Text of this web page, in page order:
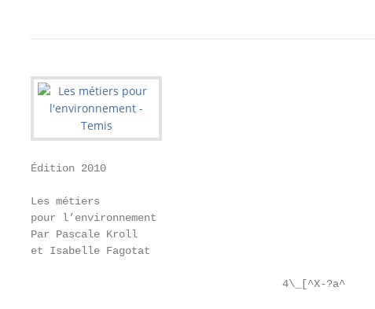
Édition 2010
Les métiers
pour l’environnement
Par Pascale Kroll
et Isabelle Fagotat
                                        4\_[^X-?a^